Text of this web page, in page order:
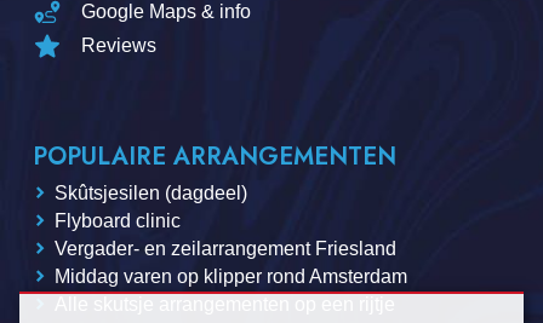
Google Maps & info
Reviews
POPULAIRE ARRANGEMENTEN
Skûtsjesilen (dagdeel)
Flyboard clinic
Vergader- en zeilarrangement Friesland
Middag varen op klipper rond Amsterdam